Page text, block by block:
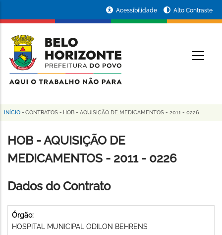
conteúdo
principal
da
Prefeitura
de
Horizonte
Acessibilidade Alto Contraste
Trilha
de
navegação
INÍCIO - CONTRATOS - HOB - AQUISIÇÃO DE MEDICAMENTOS - 2011 - 0226
HOB - AQUISIÇÃO DE
MEDICAMENTOS - 2011 - 0226
Dados do Contrato
Órgão:
HOSPITAL MUNICIPAL ODILON BEHRENS